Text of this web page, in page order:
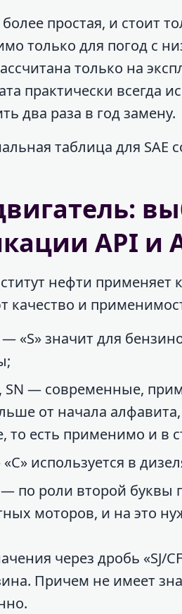
простая, и стоит
только для погод с
только на
практически всегда
два раза в год замену.
таблица для
API и
нефти применяет
качество и
— «S» значит для
SN — современные,
от начала
то есть применимо и в
«C» используется в
— по роли второй
моторов, и на это
через дробь «SJ/
Причем не имеет